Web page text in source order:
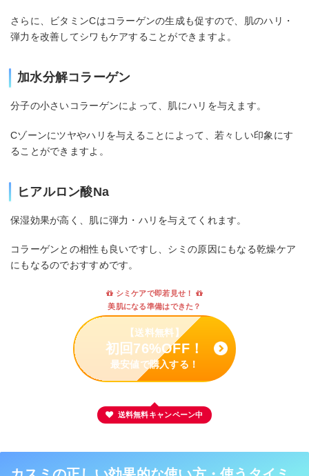
さらに、ビタミンCはコラーゲンの生成も促すので、肌のハリ・
弾力を改善してシワもケアすることができますよ。
加水分解コラーゲン
分子の小さいコラーゲンによって、肌にハリを与えます。
Cゾーンにツヤやハリを与えることによって、若々しい印象にす
ることができますよ。
ヒアルロン酸Na
保湿効果が高く、肌に弾力・ハリを与えてくれます。
コラーゲンとの相性も良いですし、シミの原因にもなる乾燥ケア
にもなるのでおすすめです。
シミケアで即若見せ！
美肌になる準備はできた？
【送料無料】
初回76%OFF！
最安値で購入する！
送料無料キャンペーン中